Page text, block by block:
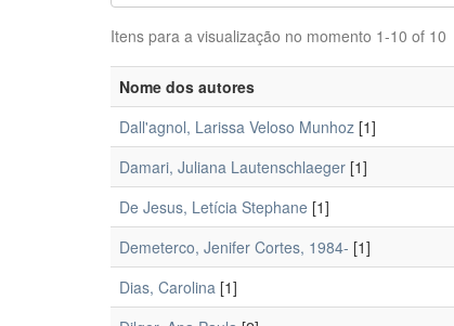
Itens para a visualização no momento 1-10 of 10
Nome dos autores
Dall'agnol, Larissa Veloso Munhoz [1]
Damari, Juliana Lautenschlaeger [1]
De Jesus, Letícia Stephane [1]
Demeterco, Jenifer Cortes, 1984- [1]
Dias, Carolina [1]